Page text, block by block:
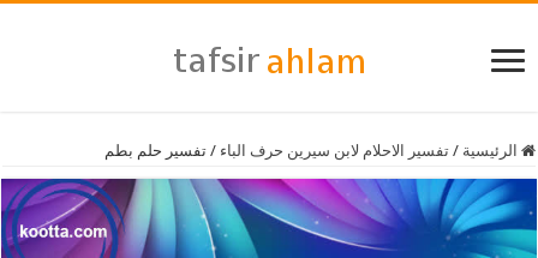
الرئيسية / تفسير الاحلام لابن سيرين حرف الباء / تفسير حلم بطم